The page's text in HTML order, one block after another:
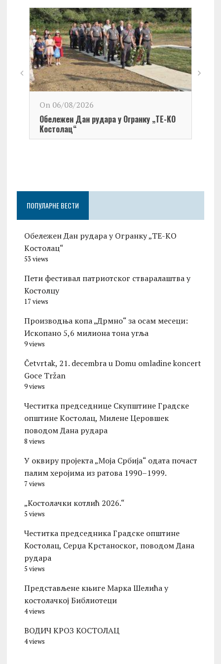
On 06/08/2026
Обележен Дан рудара у Огранку „ТЕ-KО
Kостолац“
ПОПУЛАРНЕ ВЕСТИ
Обележен Дан рудара у Огранку „ТЕ-KО
Kостолац“
53 views
Пети фестивал патриотског стваралаштва у
Костолцу
17 views
Производња копа „Дрмно“ за осам месеци:
Ископано 5,6 милиона тона угља
9 views
Četvrtak, 21. decembra u Domu omladine koncert
Goce Tržan
9 views
Честитка председнице Скупштине Градске
општине Kостолац, Милене Церовшек
поводом Дана рудара
8 views
У оквиру пројекта „Моја Србија“ одата почаст
палим херојима из ратова 1990–1999.
7 views
„Костолачки котлић 2026.“
5 views
Честитка председника Градске општине
Костолац, Серџа Крстаноског, поводом Дана
рудара
5 views
Представљене књиге Марка Шелића у
костолачкој Библиотеци
4 views
ВОДИЧ КРОЗ КОСТОЛАЦ
4 views